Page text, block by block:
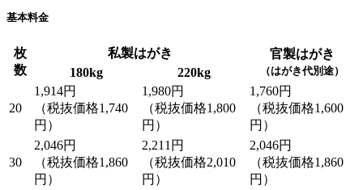
基本料金
枚
数
私製はがき 官製はがき
（はがき代別途）
180kg 220kg
20
1,914円
（税抜価格1,740
円）
1,980円
（税抜価格1,800
円）
1,760円
（税抜価格1,600
円）
30
2,046円
（税抜価格1,860
円）
2,211円
（税抜価格2,010
円）
2,046円
（税抜価格1,860
円）